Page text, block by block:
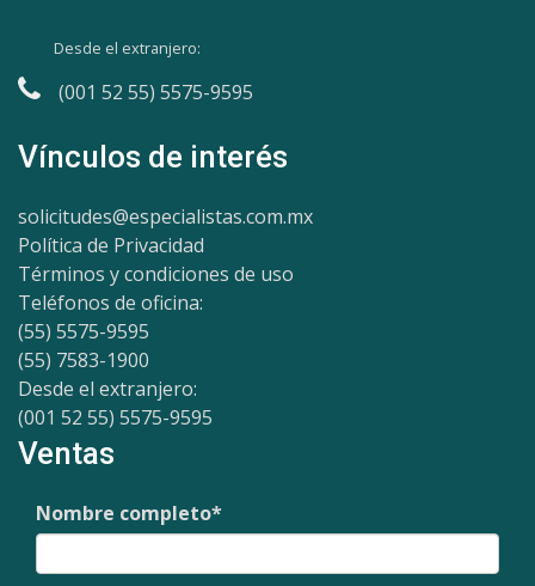
Desde el extranjero:
(001 52 55) 5575-9595
Vínculos de interés
solicitudes@especialistas.com.mx
Política de Privacidad
Términos y condiciones de uso
Teléfonos de oficina:
(55) 5575-9595
(55) 7583-1900
Desde el extranjero:
(001 52 55) 5575-9595
Ventas
Nombre completo*